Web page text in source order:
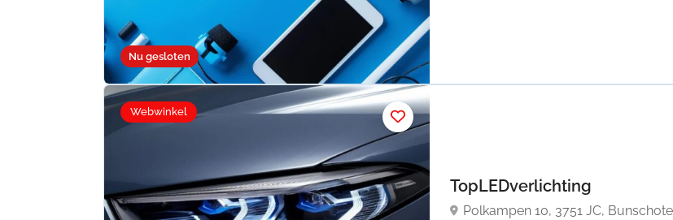
Nu gesloten
Webwinkel
TopLEDverlichting
Polkampen 10, 3751 JC,